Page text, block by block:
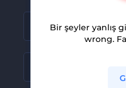
Bir şeyler yanlış
wrong.